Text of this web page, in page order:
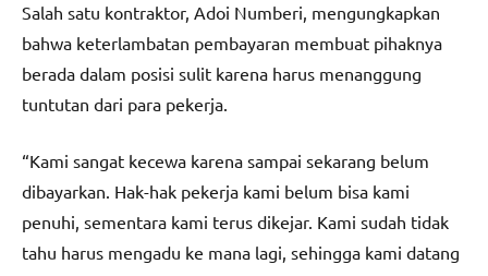
Salah satu kontraktor, Adoi Numberi, mengungkapkan
bahwa keterlambatan pembayaran membuat pihaknya
berada dalam posisi sulit karena harus menanggung
tuntutan dari para pekerja.
“Kami sangat kecewa karena sampai sekarang belum
dibayarkan. Hak-hak pekerja kami belum bisa kami
penuhi, sementara kami terus dikejar. Kami sudah tidak
tahu harus mengadu ke mana lagi, sehingga kami datang